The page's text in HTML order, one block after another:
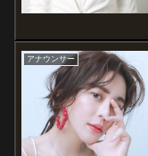
アナウンサー